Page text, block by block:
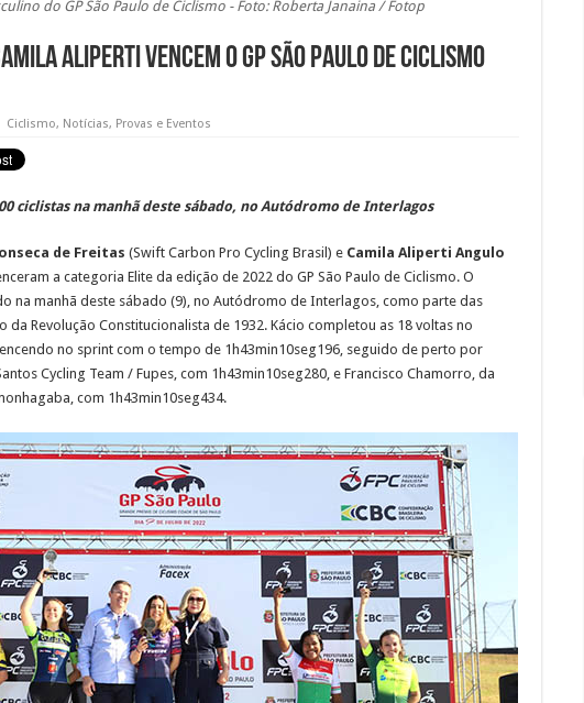
do GP São Paulo de Ciclismo - Foto: Roberta Janaina / Fotop
Aliperti vencem o GP São Paulo de Ciclismo
Ciclismo, Notícias, Provas e Eventos
ciclistas na manhã deste sábado, no Autódromo de Interlagos
de Freitas (Swift Carbon Pro Cycling Brasil) e Camila Aliperti Angulo
a categoria Elite da edição de 2022 do GP São Paulo de Ciclismo. O
na manhã deste sábado (9), no Autódromo de Interlagos, como parte das
Revolução Constitucionalista de 1932. Kácio completou as 18 voltas no
no sprint com o tempo de 1h43min10seg196, seguido de perto por
Cycling Team / Fupes, com 1h43min10seg280, e Francisco Chamorro, da
com 1h43min10seg434.